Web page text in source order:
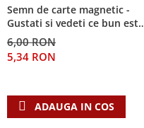
Suferinta
Viata din belsug
Viata de zi cu zi
Despre afaceri
Leadership
Mediu
Semn de carte magnetic -
Gustati si vedeti ce bun este
Domnul!
6,00 RON
5,34 RON
ADAUGA IN COS